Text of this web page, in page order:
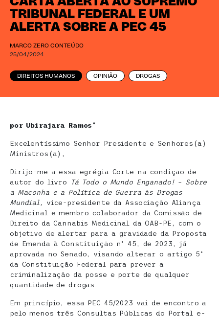
TRIBUNAL FEDERAL E UM
ALERTA SOBRE A PEC 45
MARCO ZERO CONTEÚDO
25/04/2024
DIREITOS HUMANOS OPINIÃO DROGAS
por Ubirajara Ramos*
Excelentíssimo Senhor Presidente e Senhores(a)
Ministros(a),
Dirijo-me a essa egrégia Corte na condição de
autor do livro
Tá Todo o Mundo Enganado! – Sobre
a Maconha e a Política de Guerra às Drogas
Mundial,
vice-presidente da Associação Aliança
Medicinal e membro colaborador da Comissão de
Direito da Cannabis Medicinal da OAB-PE, com o
objetivo de alertar para a gravidade da Proposta
de Emenda à Constituição n° 45, de 2023, já
aprovada no Senado, visando alterar o artigo 5°
da Constituição Federal para prever a
criminalização da posse e porte de qualquer
quantidade de drogas.
Em princípio, essa PEC 45/2023 vai de encontro a
pelo menos três Consultas Públicas do Portal e-